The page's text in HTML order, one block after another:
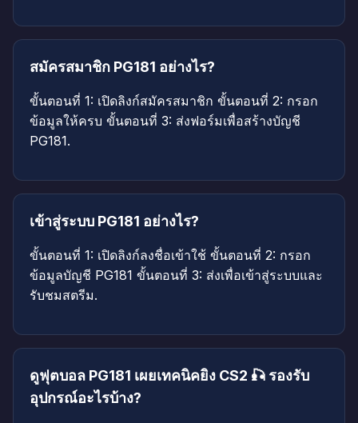
สมัครสมาชิก PG181 อย่างไร?
ขั้นตอนที่ 1: เปิดลิงก์สมัครสมาชิก ขั้นตอนที่ 2: กรอก
ข้อมูลให้ครบ ขั้นตอนที่ 3: ส่งฟอร์มเพื่อสร้างบัญชี
PG181.
เข้าสู่ระบบ PG181 อย่างไร?
ขั้นตอนที่ 1: เปิดลิงก์ลงชื่อเข้าใช้ ขั้นตอนที่ 2: กรอก
ข้อมูลบัญชี PG181 ขั้นตอนที่ 3: ส่งเพื่อเข้าสู่ระบบและ
รับชมสตรีม.
ดูฟุตบอล PG181 เผยเทคนิคยิง CS2 🎣 รองรับ
อุปกรณ์อะไรบ้าง?